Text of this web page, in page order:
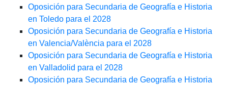
Oposición para Secundaria de Geografía e Historia
en Toledo para el 2028
Oposición para Secundaria de Geografía e Historia
en Valencia/València para el 2028
Oposición para Secundaria de Geografía e Historia
en Valladolid para el 2028
Oposición para Secundaria de Geografía e Historia